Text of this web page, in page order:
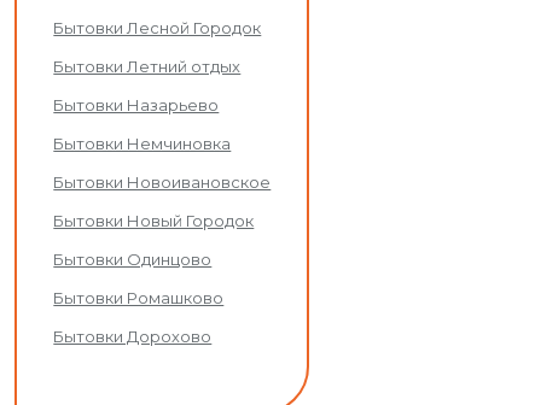
Бытовки Лесной Городок
Бытовки Летний отдых
Бытовки Назарьево
Бытовки Немчиновка
Бытовки Новоивановское
Бытовки Новый Городок
Бытовки Одинцово
Бытовки Ромашково
Бытовки Дорохово